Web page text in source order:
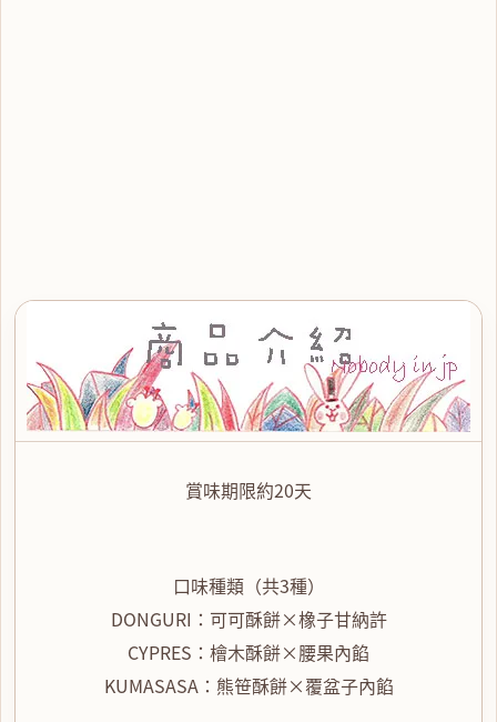
賞味期限約20天
口味種類（共3種）
DONGURI：可可酥餅×橡子甘納許
CYPRES：檜木酥餅×腰果內餡
KUMASASA：熊笹酥餅×覆盆子內餡